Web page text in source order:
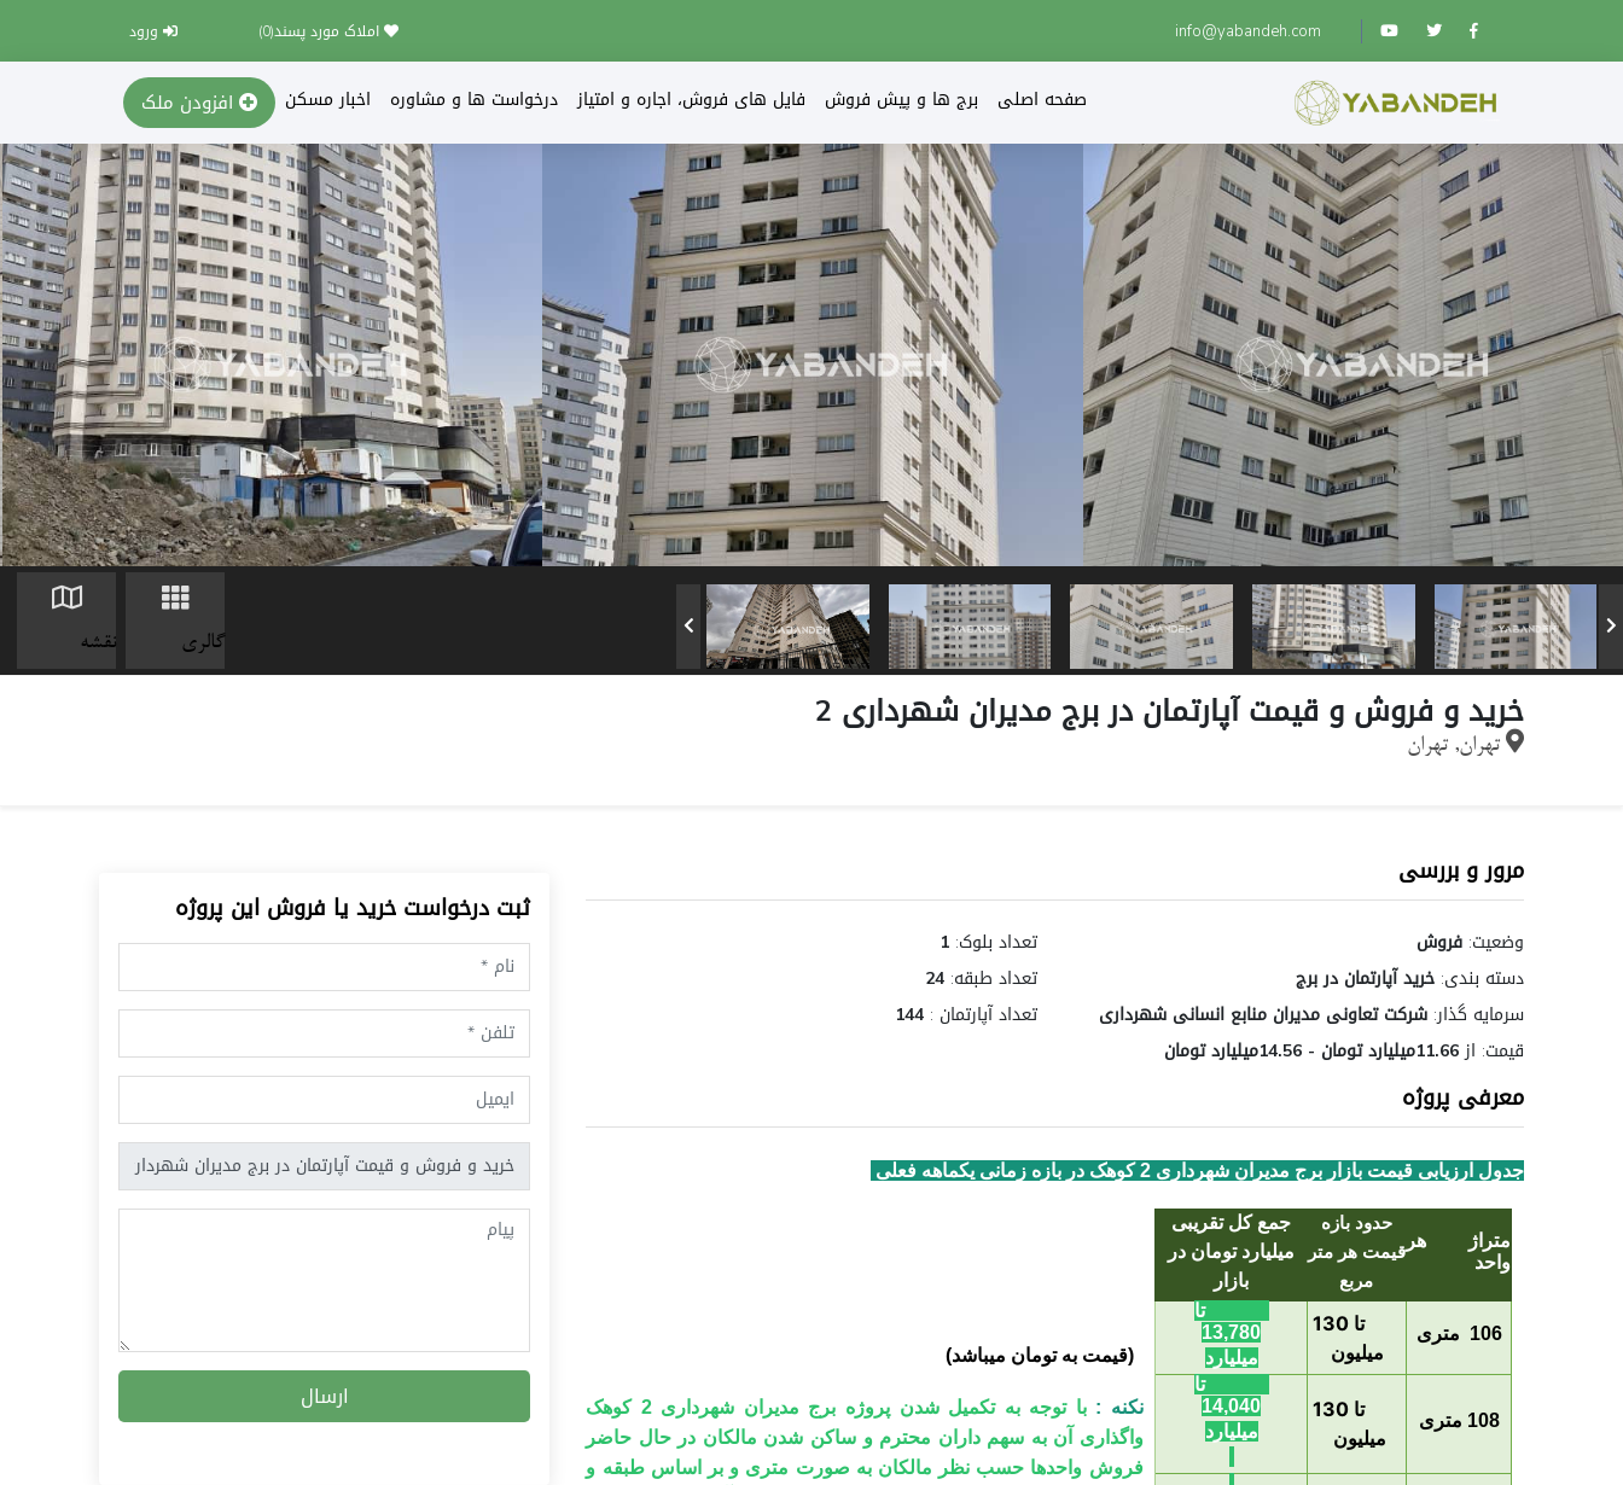
info@yabandeh.com املاک مورد پسند(0
) ورود
صفحه اصلی برج ها و پیش فروش فایل های فروش، اجاره و امتیاز درخواست ها و مشاوره اخبار مسکن افزودن ملک
گالری نقشه
خرید و فروش و قیمت آپارتمان در برج مدیران شهرداری 2
تهران, تهران
مرور و بررسی
وضعیت: فروش
دسته بندی: خرید آپارتمان در برج
سرمایه گذار: شرکت تعاونی مدیران منابع انسانی شهرداری
قیمت: از11.66میلیارد تومان - 14.56میلیارد تومان
تعداد بلوک: 1
تعداد طبقه: 24
تعداد آپارتمان : 144
معرفی پروژه
جدول ارزیابی قیمت بازار برج مدیران شهرداری 2 کوهک در بازه زمانی یکماهه فعلی
متراژ هر
واحد
حدود بازه
قیمت هر متر
مربع
جمع کل تقریبی
میلیارد تومان در
بازار
106 متری
110 تا 130
میلیون
11,660 تا
13,780
میلیارد
108 متری
110 تا 130
میلیون
11,880 تا
14,040
میلیارد
(قیمت به تومان میباشد)
نکنه :
با توجه به تکمیل شدن پروژه برج مدیران شهرداری 2 کوهک
واگذاری آن به سهم داران محترم و ساکن شدن مالکان در حال حاضر
فروش واحدها حسب نظر مالکان به صورت متری و بر اساس طبقه و
ثبت درخواست خرید یا فروش این پروژه
ارسال